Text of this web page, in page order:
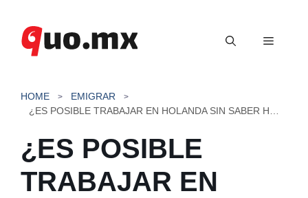
contenido
Menú
HOME
EMIGRAR
¿ES POSIBLE
TRABAJAR EN